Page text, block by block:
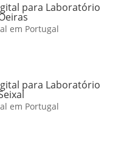
para Laboratório
em Portugal
para Laboratório
em Portugal